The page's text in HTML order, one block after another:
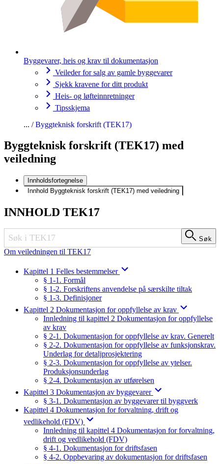
Byggevarer, heis og krav til dokumentasjon
Veileder for salg av gamle byggevarer
Sjekk kravene for ditt produkt
Heis- og løfteinnretninger
Tipsskjema
Byggteknisk forskrift (TEK17)
Byggteknisk forskrift (TEK17) med
veiledning
Innholdsfortegnelse
Innhold Byggteknisk forskrift (TEK17) med veiledning
INNHOLD TEK17
Søk
Om veiledningen til TEK17
Kapittel 1 Felles bestemmelser
§ 1-1. Formål
§ 1-2. Forskriftens anvendelse på særskilte tiltak
§ 1-3. Definisjoner
Kapittel 2 Dokumentasjon for oppfyllelse av krav
Innledning til kapittel 2 Dokumentasjon for oppfyllelse
av krav
§ 2-1. Dokumentasjon for oppfyllelse av krav. Generelt
§ 2-2. Dokumentasjon for oppfyllelse av funksjonskrav.
Underlag for detaljprosjektering
§ 2-3. Dokumentasjon for oppfyllelse av ytelser.
Produksjonsunderlag
§ 2-4. Dokumentasjon av utførelsen
Kapittel 3 Dokumentasjon av byggevarer
§ 3-1. Dokumentasjon av byggevarer til byggverk
Kapittel 4 Dokumentasjon for forvaltning, drift og
vedlikehold (FDV)
Innledning til kapittel 4 Dokumentasjon for forvaltning,
drift og vedlikehold (FDV)
§ 4-1. Dokumentasjon for driftsfasen
§ 4-2. Oppbevaring av dokumentasjon for driftsfasen